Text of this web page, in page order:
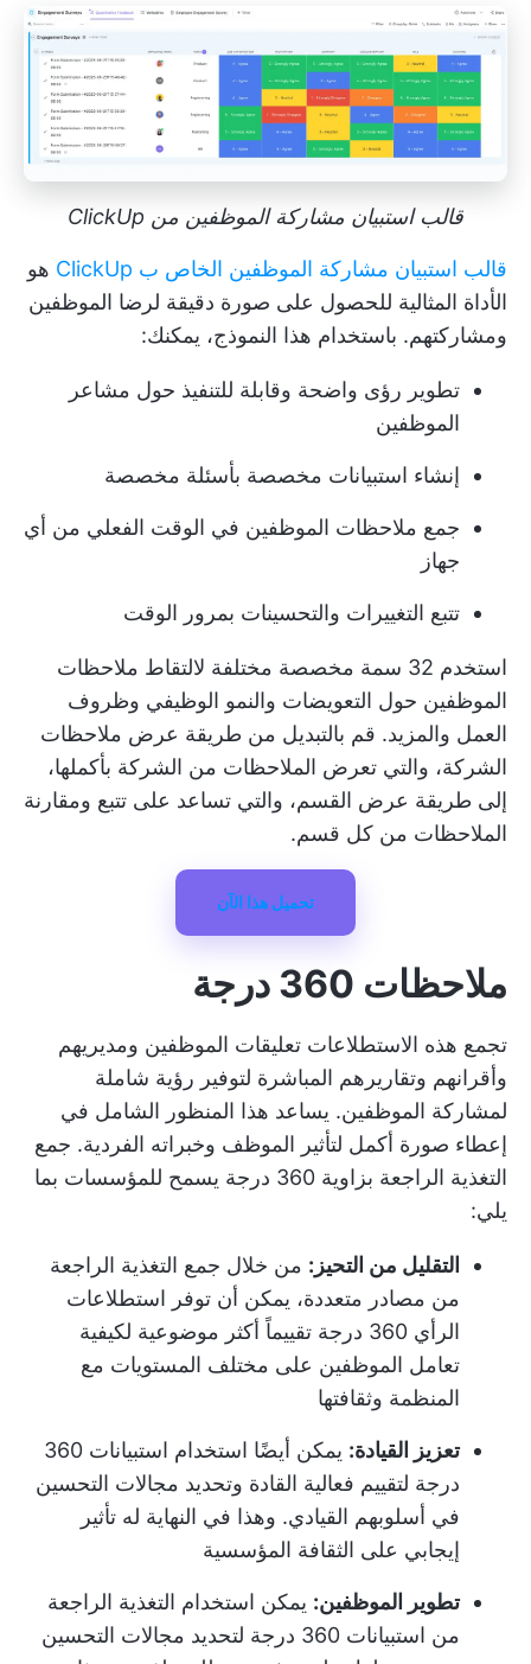
قالب استبيان مشاركة الموظفين من ClickUp
قالب استبيان مشاركة الموظفين الخاص ب ClickUp
هو
الأداة المثالية للحصول على صورة دقيقة لرضا الموظفين
ومشاركتهم. باستخدام هذا النموذج، يمكنك:
تطوير رؤى واضحة وقابلة للتنفيذ حول مشاعر
الموظفين
إنشاء استبيانات مخصصة بأسئلة مخصصة
جمع ملاحظات الموظفين في الوقت الفعلي من أي
جهاز
تتبع التغييرات والتحسينات بمرور الوقت
استخدم 32 سمة مخصصة مختلفة لالتقاط ملاحظات
الموظفين حول التعويضات والنمو الوظيفي وظروف
العمل والمزيد. قم بالتبديل من طريقة عرض ملاحظات
الشركة، والتي تعرض الملاحظات من الشركة بأكملها،
إلى طريقة عرض القسم، والتي تساعد على تتبع ومقارنة
الملاحظات من كل قسم.
تحميل هذا الآن
ملاحظات 360 درجة
تجمع هذه الاستطلاعات تعليقات الموظفين ومديريهم
وأقرانهم وتقاريرهم المباشرة لتوفير رؤية شاملة
لمشاركة الموظفين. يساعد هذا المنظور الشامل في
إعطاء صورة أكمل لتأثير الموظف وخبراته الفردية. جمع
التغذية الراجعة بزاوية 360 درجة
يسمح للمؤسسات بما
يلي:
التقليل من التحيز: من خلال جمع التغذية الراجعة
من مصادر متعددة، يمكن أن توفر استطلاعات
الرأي 360 درجة تقييماً أكثر موضوعية لكيفية
تعامل الموظفين على مختلف المستويات مع
المنظمة وثقافتها
تعزيز القيادة:
يمكن أيضًا استخدام استبيانات 360
درجة لتقييم فعالية القادة وتحديد مجالات التحسين
في أسلوبهم القيادي. وهذا في النهاية له تأثير
إيجابي على الثقافة المؤسسية
تطوير الموظفين: يمكن استخدام التغذية الراجعة
من استبيانات 360 درجة لتحديد مجالات التحسين